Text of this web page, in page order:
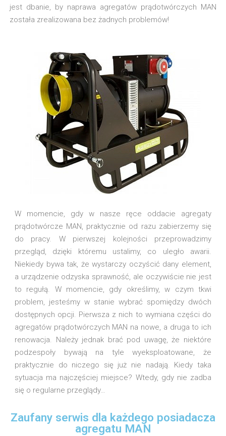
jest dbanie, by naprawa agregatów prądotwórczych MAN
została zrealizowana bez żadnych problemów!
W momencie, gdy w nasze ręce oddacie agregaty
prądotwórcze MAN, praktycznie od razu zabierzemy się
do pracy. W pierwszej kolejności przeprowadzimy
przegląd, dzięki któremu ustalimy, co uległo awarii.
Niekiedy bywa tak, że wystarczy oczyścić dany element,
a urządzenie odzyska sprawność, ale oczywiście nie jest
to regułą. W momencie, gdy określimy, w czym tkwi
problem, jesteśmy w stanie wybrać spomiędzy dwóch
dostępnych opcji. Pierwsza z nich to wymiana części do
agregatów prądotwórczych MAN na nowe, a druga to ich
renowacja. Należy jednak brać pod uwagę, że niektóre
podzespoły bywają na tyle wyeksploatowane, że
praktycznie do niczego się już nie nadają. Kiedy taka
sytuacja ma najczęściej miejsce? Wtedy, gdy nie zadba
się o regularne przeglądy…
Zaufany serwis dla każdego posiadacza
agregatu MAN